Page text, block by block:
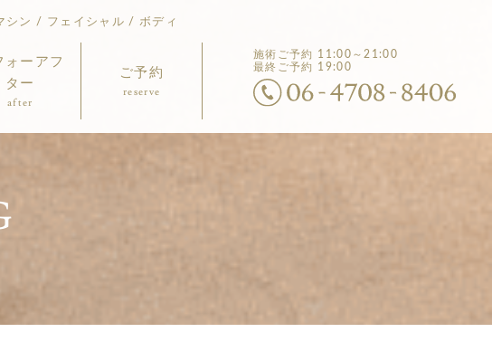
シン / フェイシャル / ボディ
ォーアフ
ター
after
ご予約
reserve
施術ご予約
11:00～21:00
最終ご予約 19:00